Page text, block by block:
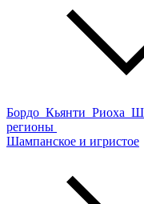
Бордо Кьянти Риоха
регионы
Шампанское и игристое